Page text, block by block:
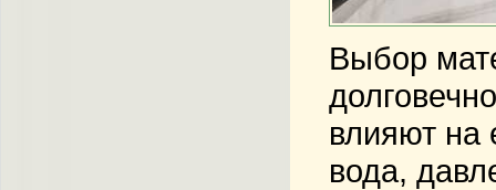
Выбор
влияют на
вода,